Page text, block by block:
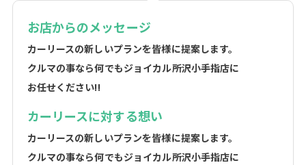
お店からのメッセージ
カーリースの新しいプランを皆様に提案します。
クルマの事なら何でもジョイカル所沢小手指店に
お任せください!!
カーリースに対する想い
カーリースの新しいプランを皆様に提案します。
クルマの事なら何でもジョイカル所沢小手指店に